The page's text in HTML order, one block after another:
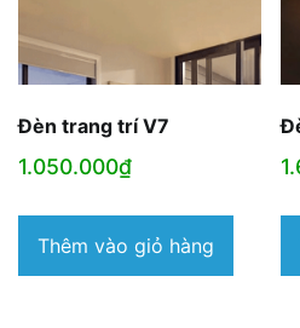
Đèn trang trí V7
1.050.000₫
Thêm vào giỏ hàng